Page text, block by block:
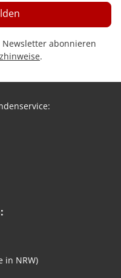
Newsletter abonnieren
.
in NRW)